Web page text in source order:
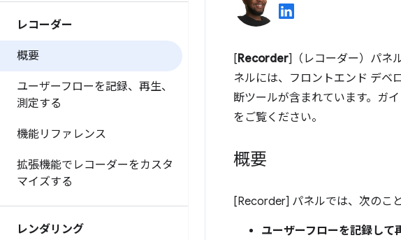
レコーダー
概要
ユーザーフローを記録、再生、
測定する
機能リファレンス
拡張機能でレコーダーをカスタ
マイズする
レンダリング
[Recorder]（レコーダー）パネ
ネルには、フロントエンド デベ
断ツールが含まれています。ガ
をご覧ください。
概要
[Recorder] パネルでは、次のこ
ユーザーフローを記録して